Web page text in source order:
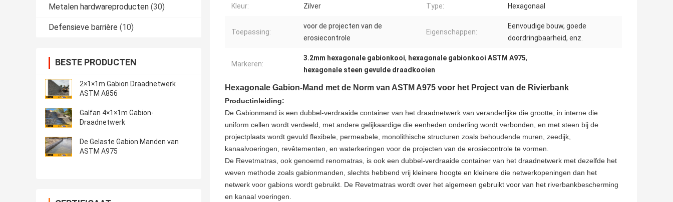
Metalen hardwareproducten (30)
Defensieve barrière (10)
BESTE PRODUCTEN
2×1×1m Gabion Draadnetwerk
ASTM A856
Galfan 4×1×1m Gabion-
Draadnetwerk
De Gelaste Gabion Manden van
ASTM A975
Kleur: Zilver Type: Hexagonaal
Toepassing:
voor de projecten van de
erosiecontrole
Eigenschappen:
Eenvoudige bouw, goede
doordringbaarheid, enz.
Markeren:
3.2mm hexagonale gabionkooi, hexagonale gabionkooi ASTM A975,
hexagonale steen gevulde draadkooien
Hexagonale Gabion-Mand met de Norm van ASTM A975 voor het Project van de Rivierbank
Productinleiding:
De Gabionmand is een dubbel-verdraaide container van het draadnetwerk van veranderlijke die grootte, in interne die
uniform cellen wordt verdeeld, met andere gelijkaardige die eenheden onderling wordt verbonden, en met steen bij de
projectplaats wordt gevuld flexibele, permeabele, monolithische structuren zoals behoudende muren, zeedijk,
kanaalvoeringen, revêtementen, en waterkeringen voor de projecten van de erosiecontrole te vormen.
De Revetmatras, ook genoemd renomatras, is ook een dubbel-verdraaide container van het draadnetwerk met dezelfde het
weven methode zoals gabionmanden, slechts hebbend vrij kleinere hoogte en kleinere die netwerkopeningen dan het
netwerk voor gabions wordt gebruikt. De Revetmatras wordt over het algemeen gebruikt voor van het riverbankbescherming
en kanaal voeringen.